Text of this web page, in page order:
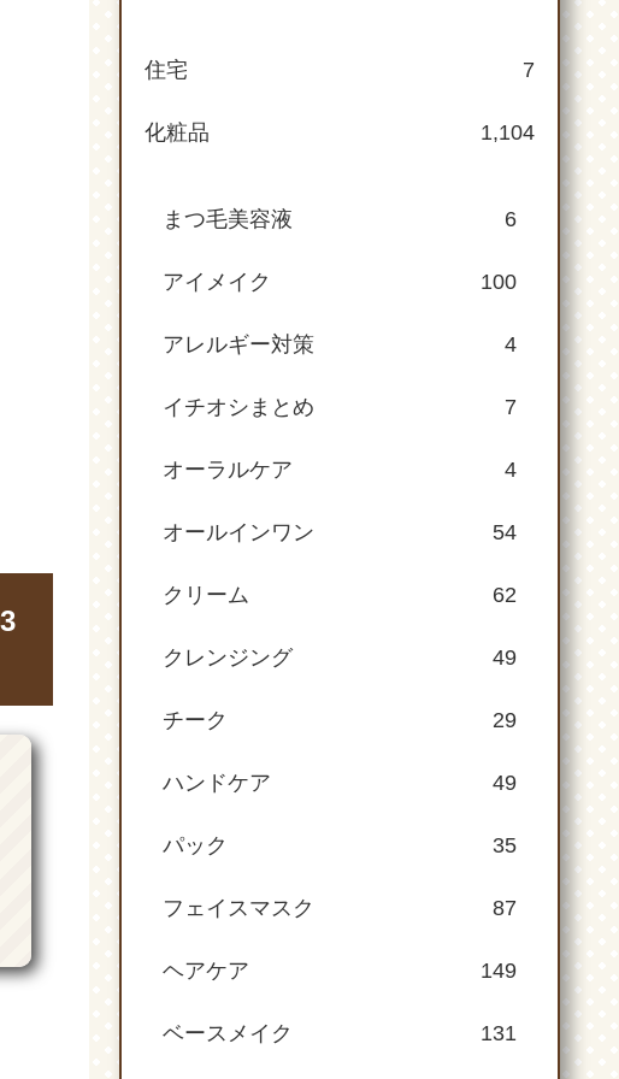
住宅 7
化粧品 1,104
まつ毛美容液 6
アイメイク 100
アレルギー対策 4
イチオシまとめ 7
オーラルケア 4
オールインワン 54
クリーム 62
クレンジング 49
チーク 29
ハンドケア 49
パック 35
フェイスマスク 87
ヘアケア 149
ベースメイク 131